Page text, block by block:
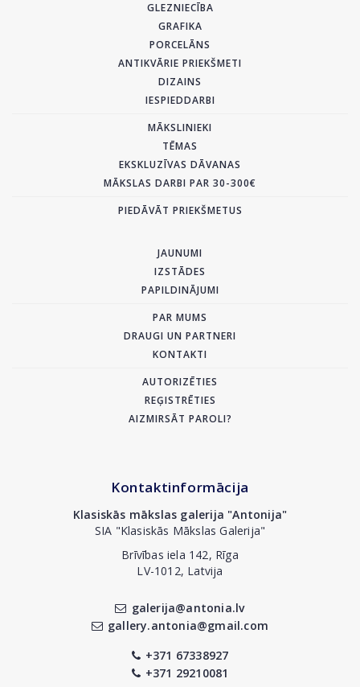
GLEZNIECĪBA
GRAFIKA
PORCELĀNS
ANTIKVĀRIE PRIEKŠMETI
DIZAINS
IESPIEDDARBI
MĀKSLINIEKI
TĒMAS
EKSKLUZĪVAS DĀVANAS
MĀKSLAS DARBI PAR 30-300€
PIEDĀVĀT PRIEKŠMETUS
JAUNUMI
IZSTĀDES
PAPILDINĀJUMI
PAR MUMS
DRAUGI UN PARTNERI
KONTAKTI
AUTORIZĒTIES
REĢISTRĒTIES
AIZMIRSĀT PAROLI?
Kontaktinformācija
Klasiskās mākslas galerija "Antonija"
SIA "Klasiskās Mākslas Galerija"
Brīvības iela 142, Rīga
LV-1012, Latvija
galerija@antonia.lv
gallery.antonia@gmail.com
+371 67338927
+371 29210081